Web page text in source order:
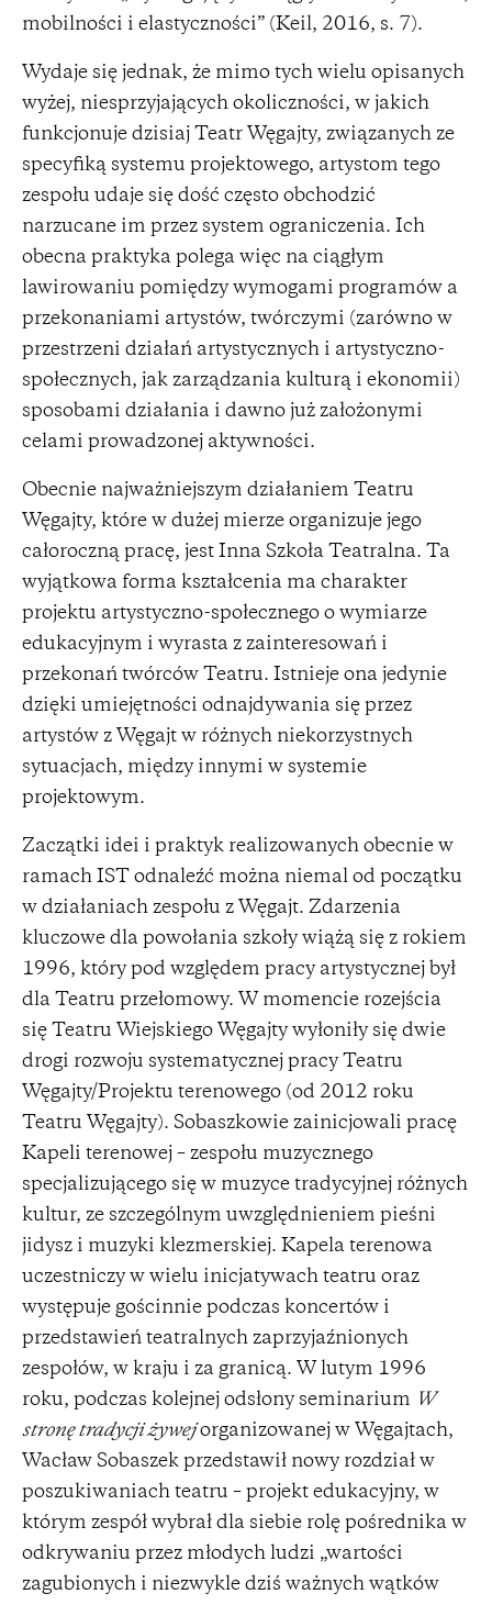
mobilności i elastyczności” (Keil, 2016, s. 7).
Wydaje się jednak, że mimo tych wielu opisanych
wyżej, niesprzyjających okoliczności, w jakich
funkcjonuje dzisiaj Teatr Węgajty, związanych ze
specyfiką systemu projektowego, artystom tego
zespołu udaje się dość często obchodzić
narzucane im przez system ograniczenia. Ich
obecna praktyka polega więc na ciągłym
lawirowaniu pomiędzy wymogami programów a
przekonaniami artystów, twórczymi (zarówno w
przestrzeni działań artystycznych i artystyczno-
społecznych, jak zarządzania kulturą i ekonomii)
sposobami działania i dawno już założonymi
celami prowadzonej aktywności.
Obecnie najważniejszym działaniem Teatru
Węgajty, które w dużej mierze organizuje jego
całoroczną pracę, jest Inna Szkoła Teatralna. Ta
wyjątkowa forma kształcenia ma charakter
projektu artystyczno-społecznego o wymiarze
edukacyjnym i wyrasta z zainteresowań i
przekonań twórców Teatru. Istnieje ona jedynie
dzięki umiejętności odnajdywania się przez
artystów z Węgajt w różnych niekorzystnych
sytuacjach, między innymi w systemie
projektowym.
Zaczątki idei i praktyk realizowanych obecnie w
ramach IST odnaleźć można niemal od początku
w działaniach zespołu z Węgajt. Zdarzenia
kluczowe dla powołania szkoły wiążą się z rokiem
1996, który pod względem pracy artystycznej był
dla Teatru przełomowy. W momencie rozejścia
się Teatru Wiejskiego Węgajty wyłoniły się dwie
drogi rozwoju systematycznej pracy Teatru
Węgajty/Projektu terenowego (od 2012 roku
Teatru Węgajty). Sobaszkowie zainicjowali pracę
Kapeli terenowej – zespołu muzycznego
specjalizującego się w muzyce tradycyjnej różnych
kultur, ze szczególnym uwzględnieniem pieśni
jidysz i muzyki klezmerskiej. Kapela terenowa
uczestniczy w wielu inicjatywach teatru oraz
występuje gościnnie podczas koncertów i
przedstawień teatralnych zaprzyjaźnionych
zespołów, w kraju i za granicą. W lutym 1996
roku, podczas kolejnej odsłony seminarium
W
stronę tradycji żywejorganizowanej w Węgajtach,
Wacław Sobaszek przedstawił nowy rozdział w
poszukiwaniach teatru – projekt edukacyjny, w
którym zespół wybrał dla siebie rolę pośrednika w
odkrywaniu przez młodych ludzi „wartości
zagubionych i niezwykle dziś ważnych wątków